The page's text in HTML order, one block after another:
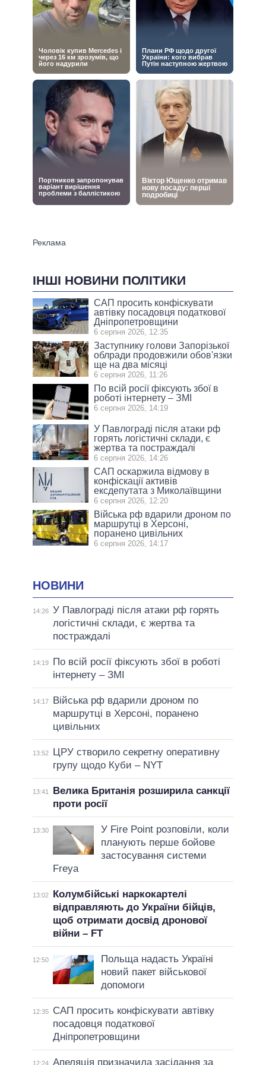
ІНШІ НОВИНИ ПОЛІТИКИ
САП просить конфіскувати
автівку посадовця податкової
Дніпропетровщини
6 серпня 2026, 12:35
Заступнику голови Запорізької
облради продовжили обов'язки
ще на два місяці
6 серпня 2026, 11:26
По всій росії фіксують збої в
роботі інтернету – ЗМІ
6 серпня 2026, 14:19
У Павлограді після атаки рф
горять логістичні склади, є
жертва та постраждалі
6 серпня 2026, 14:26
САП оскаржила відмову в
конфіскації активів
ексдепутата з Миколаївщини
6 серпня 2026, 12:20
Війська рф вдарили дроном по
маршрутці в Херсоні,
поранено цивільних
6 серпня 2026, 14:17
НОВИНИ
14:26 У Павлограді після атаки рф горять
логістичні склади, є жертва та
постраждалі
14:19
По всій росії фіксують збої в роботі
інтернету – ЗМІ
14:17
Війська рф вдарили дроном по
маршрутці в Херсоні, поранено
цивільних
13:52
ЦРУ створило секретну оперативну
групу щодо Куби – NYT
13:41
Велика Британія розширила санкції
проти росії
13:30
У Fire Point розповіли, коли
планують перше бойове
застосування системи
Freya
13:02
Колумбійські наркокартелі
відправляють до України бійців,
щоб отримати досвід дронової
війни – FT
12:50
Польща надасть Україні
новий пакет військової
допомоги
12:35
САП просить конфіскувати автівку
посадовця податкової
Дніпропетровщини
12:24 Апеляція призначила засідання за